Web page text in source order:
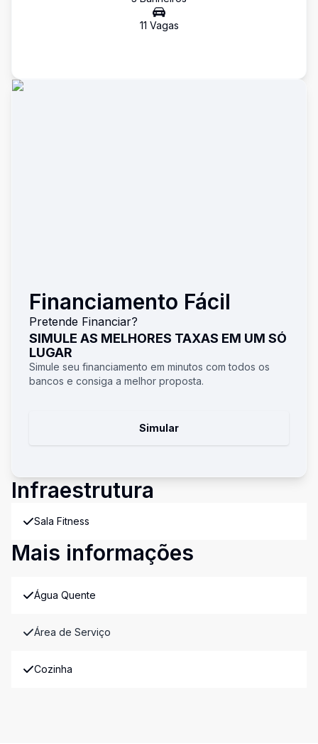
11 Vagas
Financiamento Fácil
Pretende Financiar?
SIMULE AS MELHORES TAXAS EM UM SÓ
LUGAR
Simule seu financiamento em minutos com todos os
bancos e consiga a melhor proposta.
Simular
Infraestrutura
Sala Fitness
Mais informações
Água Quente
Área de Serviço
Cozinha